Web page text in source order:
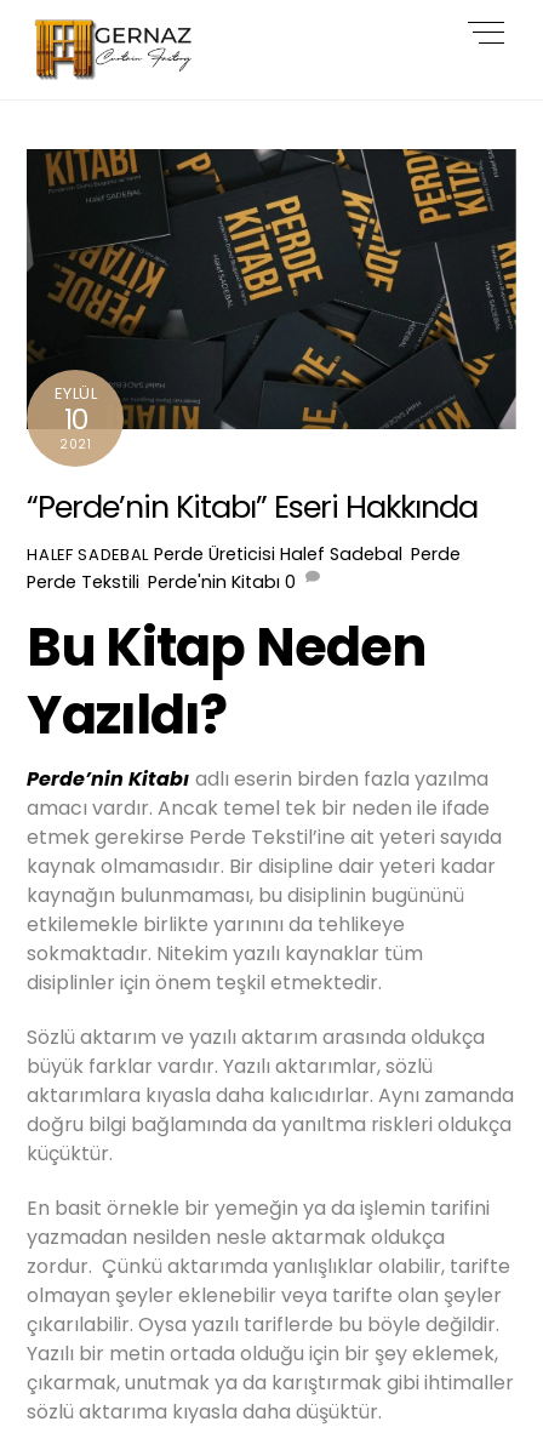
Skip
content
EYLÜL
10
2021
“Perde’nin Kitabı” Eseri Hakkında
HALEF SADEBAL Perde Üreticisi Halef Sadebal Perde
Perde Tekstili ,Perde'nin Kitabı 0
Bu Kitap Neden
Yazıldı?
Perde’nin Kitabı adlı eserin birden fazla yazılma
amacı vardır. Ancak temel tek bir neden ile ifade
etmek gerekirse Perde Tekstil’ine ait yeteri sayıda
kaynak olmamasıdır. Bir disipline dair yeteri kadar
kaynağın bulunmaması, bu disiplinin bugününü
etkilemekle birlikte yarınını da tehlikeye
sokmaktadır. Nitekim yazılı kaynaklar tüm
disiplinler için önem teşkil etmektedir.
Sözlü aktarım ve yazılı aktarım arasında oldukça
büyük farklar vardır. Yazılı aktarımlar, sözlü
aktarımlara kıyasla daha kalıcıdırlar. Aynı zamanda
doğru bilgi bağlamında da yanıltma riskleri oldukça
küçüktür.
En basit örnekle bir yemeğin ya da işlemin tarifini
yazmadan nesilden nesle aktarmak oldukça
zordur. Çünkü aktarımda yanlışlıklar olabilir, tarifte
olmayan şeyler eklenebilir veya tarifte olan şeyler
çıkarılabilir. Oysa yazılı tariflerde bu böyle değildir.
Yazılı bir metin ortada olduğu için bir şey eklemek,
çıkarmak, unutmak ya da karıştırmak gibi ihtimaller
sözlü aktarıma kıyasla daha düşüktür.